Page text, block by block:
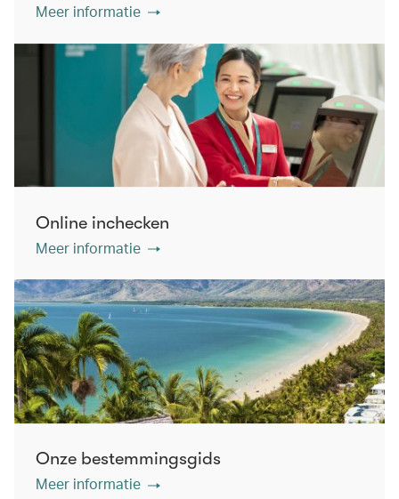
Meer informatie
Online inchecken
Meer informatie
Onze bestemmingsgids
Meer informatie